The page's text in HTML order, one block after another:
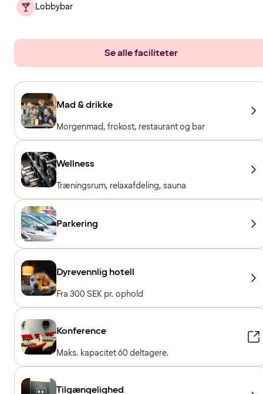
Lobbybar
Se alle faciliteter
Mad & drikke
Morgenmad, frokost, restaurant og bar
Wellness
Træningsrum, relaxafdeling, sauna
Parkering
Dyrevennlig hotell
Fra 300 SEK pr. ophold
Konference
Maks. kapacitet 60 deltagere.
Tilgængelighed